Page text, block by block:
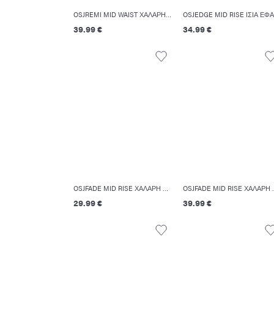
OSJREMI MID WAIST ΧΑΛΑΡΉ ΕΦΑΡΜΟΓΉ ΤΖΙΝ
39.99 € 34.99 €
OSJFADE MID RISE ΧΑΛΑΡΉ ΕΦΑΡΜΟΓΉ ΤΖΙΝ
29.99 € 39.99 €